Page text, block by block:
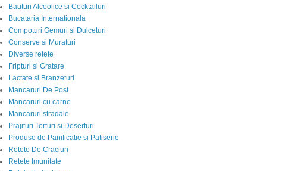
Bauturi Alcoolice si Cocktailuri
Bucataria Internationala
Compoturi Gemuri si Dulceturi
Conserve si Muraturi
Diverse retete
Fripturi si Gratare
Lactate si Branzeturi
Mancaruri De Post
Mancaruri cu carne
Mancaruri stradale
Prajituri Torturi si Deserturi
Produse de Panificatie si Patiserie
Retete De Craciun
Retete Imunitate